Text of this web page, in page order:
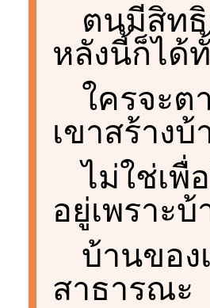
ตนมีสิท
หลังนี้ก็ได้
ใครจะต
เขาสร้าง
ไม่ใช่เพื่
อยู่เพราะ
บ้านของ
สาธารณะ